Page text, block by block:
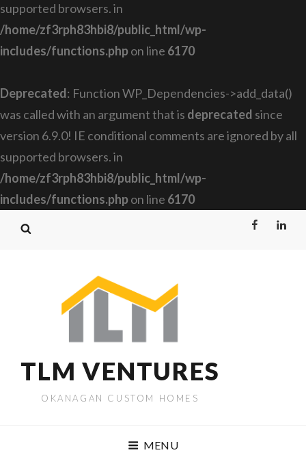
supported browsers. in
/home/zf3rph83hbi8/public_html/wp-
includes/functions.phpon line 6170
Deprecated: Function WP_Dependencies->add_data()
was called with an argument that is deprecated since
version 6.9.0! IE conditional comments are ignored by all
supported browsers. in
/home/zf3rph83hbi8/public_html/wp-
includes/functions.phpon line 6170
Facebook
TLM VENTURES
OKANAGAN CUSTOM HOMES
MENU